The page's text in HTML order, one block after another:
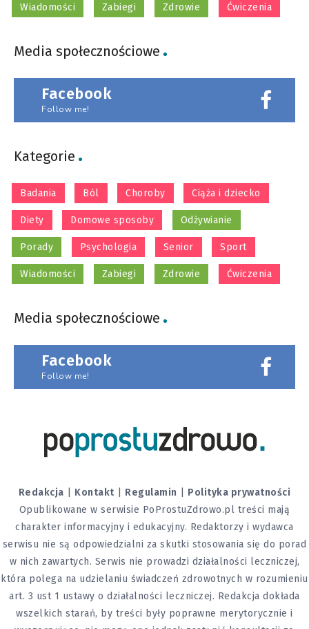
Wiadomości Zabiegi Zdrowie Ćwiczenia
Media społecznościowe
Facebook
Follow me!
Kategorie
Badania Ból Choroby Ciąża i dziecko
Diety Domowe sposoby Odżywianie
Porady Psychologia Senior Sport
Wiadomości Zabiegi Zdrowie Ćwiczenia
Media społecznościowe
Facebook
Follow me!
Redakcja Kontakt Regulamin
Polityka prywatności
Opublikowane w serwisie PoProstuZdrowo.pl treści mają
charakter informacyjny i edukacyjny. Redaktorzy i wydawca
serwisu nie są odpowiedzialni za skutki stosowania się do porad
w nich zawartych. Serwis nie prowadzi działalności leczniczej,
która polega na udzielaniu świadczeń zdrowotnych w rozumieniu
art. 3 ust 1 ustawy o działalności leczniczej. Redakcja dokłada
wszelkich starań, by treści były poprawne merytorycznie i